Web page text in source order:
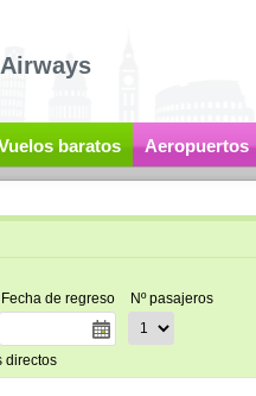
baratos Aeropuertos
Fecha de regreso Nº pasajeros
directos